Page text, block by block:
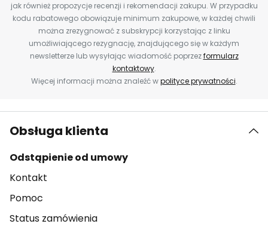
jak również propozycje recenzji i rekomendacji zakupu. W przypadku
kodu rabatowego obowiązuje minimum zakupowe, w każdej chwili
można zrezygnować z subskrypcji korzystając z linku
umożliwiającego rezygnację, znajdującego się w każdym
newsletterze lub wysyłając wiadomość poprzezformularz
kontaktowy.
Więcej informacji można znaleźć wpolityce prywatności.
Obsługa klienta
Odstąpienie od umowy
Kontakt
Pomoc
Status zamówienia